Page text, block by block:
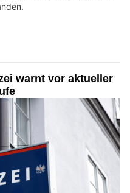
warnt vor aktueller